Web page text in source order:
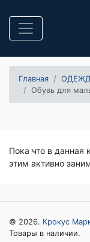
Главная
Обувь для
Пока что в данная
этим активно
© 2026. Крокус
Товары в наличии.